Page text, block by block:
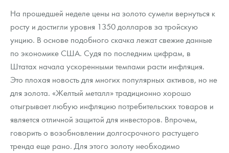
Год Лошади
Флот: ледоколы и корабли
Ювелирные изделия
Русская нумизматика
Золотая карманная галерея
Монеты
Политика конфиденциальности
Положение по обработке и защите персональных данных
Пресс-служба
На прошедшей неделе цены на золото сумели вернуться к
росту и достигли уровня 1350 долларов за тройскую
унцию. В основе подобного скачка лежат свежие данные
по экономике США. Судя по последним цифрам, в
Штатах начала ускоренными темпами расти инфляция.
Это плохая новость для многих популярных активов, но не
для золота. «Желтый металл» традиционно хорошо
отыгрывает любую инфляцию потребительских товаров и
является отличной защитой для инвесторов. Впрочем,
говорить о возобновлении долгосрочного растущего
тренда еще рано. Для этого золоту необходимо